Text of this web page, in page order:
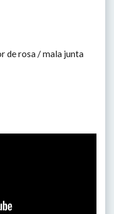
de rosa / mala junta